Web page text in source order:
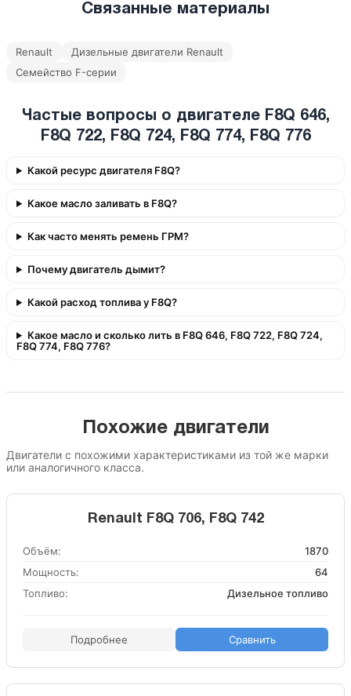
Связанные материалы
Renault
Дизельные двигатели Renault
Семейство F-серии
Частые вопросы о двигателе F8Q 646,
F8Q 722, F8Q 724, F8Q 774, F8Q 776
Какой ресурс двигателя F8Q?
Какое масло заливать в F8Q?
Как часто менять ремень ГРМ?
Почему двигатель дымит?
Какой расход топлива у F8Q?
Какое масло и сколько лить в F8Q 646, F8Q 722, F8Q 724,
F8Q 774, F8Q 776?
Похожие двигатели
Двигатели с похожими характеристиками из той же марки
или аналогичного класса.
Renault F8Q 706, F8Q 742
Объём:
1870
Мощность:
64
Топливо:
Дизельное топливо
Подробнее Сравнить